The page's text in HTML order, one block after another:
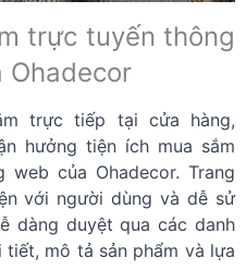
trực tuyến thông
Ohadecor
trực tiếp tại cửa hàng,
hưởng tiện ích mua sắm
của Ohadecor. Trang
với người dùng và dễ sử
dàng duyệt qua các danh
tiết, mô tả sản phẩm và lựa